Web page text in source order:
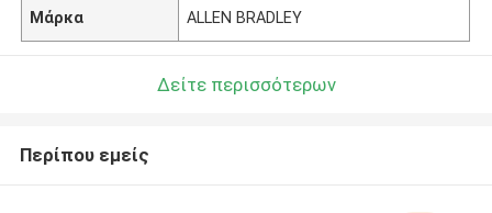
Μάρκα ALLEN BRADLEY
Δείτε περισσότερων
Περίπου εμείς